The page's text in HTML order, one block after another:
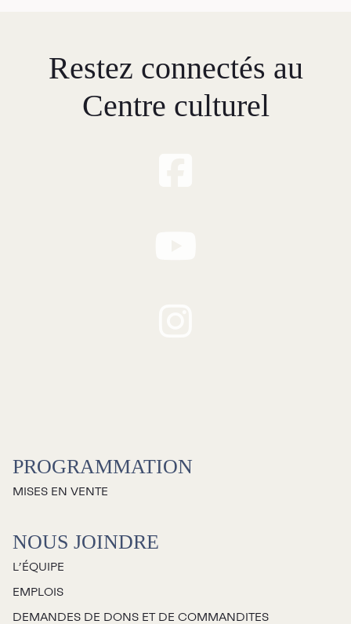
Restez connectés au
Centre culturel
PROGRAMMATION
MISES EN VENTE
NOUS JOINDRE
L’ÉQUIPE
EMPLOIS
DEMANDES DE DONS ET DE COMMANDITES